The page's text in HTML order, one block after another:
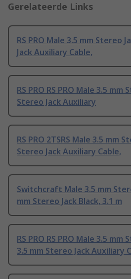
Gerelateerde Links
RS PRO Male 3.5 mm Stereo
Jack Auxiliary Cable,
RS PRO RS PRO Male 3.5 mm
Stereo Jack Auxiliary
RS PRO 2TSRS Male 3.5 mm
Stereo Jack Auxiliary Cable,
Switchcraft Male 3.5 mm
mm Stereo Jack Black, 3.1 m
RS PRO RS PRO Male 3.5
3.5 mm Stereo Jack Auxiliary